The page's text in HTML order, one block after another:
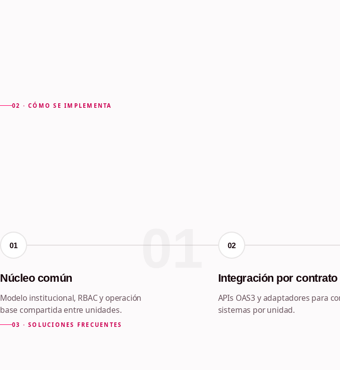
02 · CÓMO SE IMPLEMENTA
muchas
unidades
01
01
Núcleo común
Modelo institucional, RBAC y operación
base compartida entre unidades.
02
Integración por contrato
APIs OAS3 y adaptadores para
sistemas por unidad.
03 · SOLUCIONES FRECUENTES